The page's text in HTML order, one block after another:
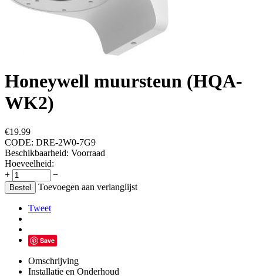
Honeywell muursteun (HQA-
WK2)
€19.99
CODE: DRE-2W0-7G9
Beschikbaarheid: Voorraad
Hoeveelheid:
+
−
Bestel Toevoegen aan verlanglijst
Tweet
Save
Omschrijving
Installatie en Onderhoud